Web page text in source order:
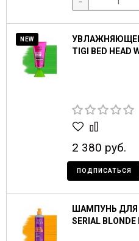
NEW
TIGI BED HEAD
2 380 руб.
ПОДПИСАТЬСЯ
ШАМПУНЬ ДЛЯ
SERIAL